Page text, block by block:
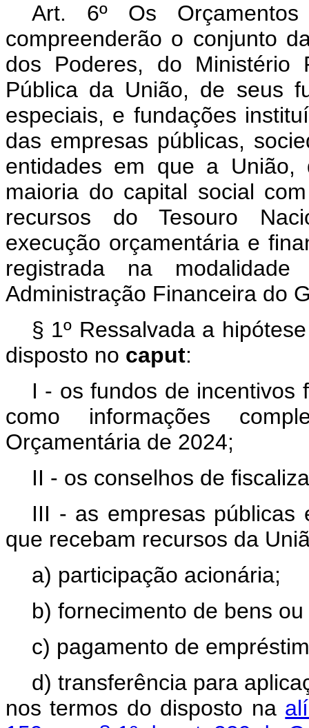
Art. 6º Os
compreenderão o conjunto
dos Poderes, do Ministério
Pública da União, de seus
especiais, e fundações
das empresas públicas,
entidades em que a União,
maioria do capital social
recursos do Tesouro
execução orçamentária e
registrada na
Administração Financeira do
§ 1º Ressalvada a
disposto no caput:
I - os fundos de incentivos
como informações
Orçamentária de 2024;
II - os conselhos de
III - as empresas públicas
que recebam recursos da
a) participação acionária;
b) fornecimento de bens
c) pagamento de
d) transferência para
nos termos do disposto na